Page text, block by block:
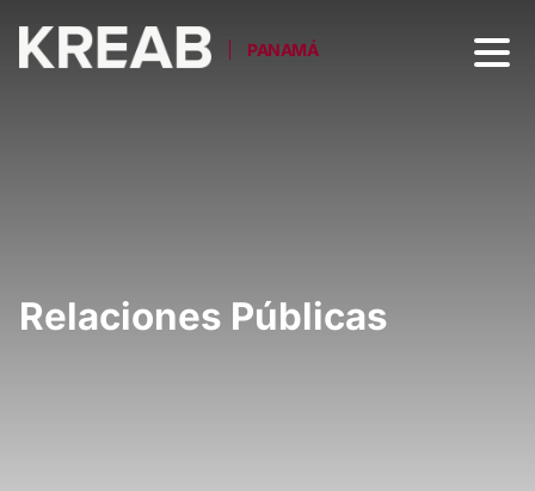
PANAMÁ
Relaciones Públicas